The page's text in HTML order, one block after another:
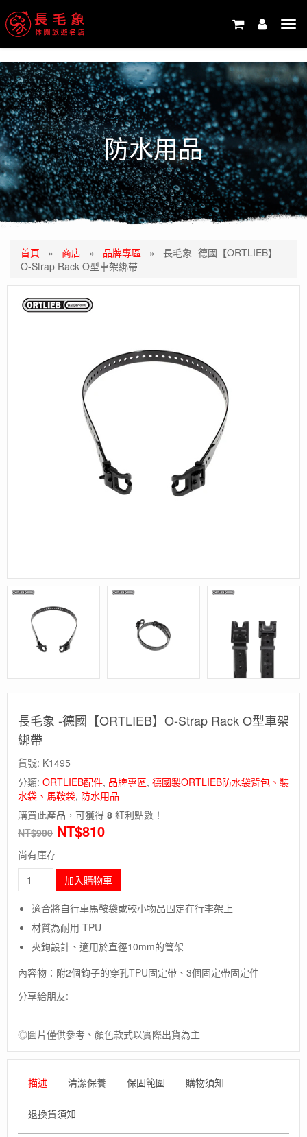
防水用品
首頁 » 商店 » 品牌專區 » 長毛象 -德國【ORTLIEB】
O-Strap Rack O型車架綁帶
長毛象 -德國【ORTLIEB】O-Strap Rack O型車架
綁帶
貨號: K1495
分類: ORTLIEB配件, 品牌專區, 德國製ORTLIEB防水袋背包、裝
水袋、馬鞍袋, 防水用品
購買此產品，可獲得 8 紅利點數！
NT$900 NT$810
尚有庫存
毛
-
德
國
【ORTLIEB】
O-
Rack
車
架
加入購物車
適合將自行車馬鞍袋或較小物品固定在行李架上
材質為耐用 TPU
夾鉤設計、適用於直徑10mm的管架
內容物：附2個鉤子的穿孔TPU固定帶、3個固定帶固定件
分享給朋友:
◎圖片僅供參考、顏色款式以實際出貨為主
描述 清潔保養 保固範圍 購物須知
退換貨須知